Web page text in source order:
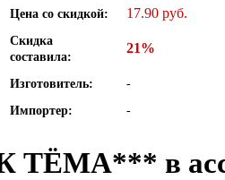
Цена со скидкой:
17.90 руб.
Скидка
составила:
21%
Изготовитель:
-
Импортер:
-
ТЁМА*** в